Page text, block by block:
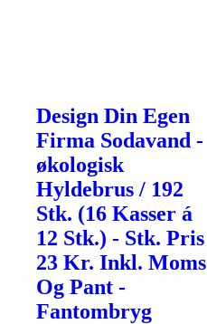
Design Din Egen
Firma Sodavand -
økologisk
Hyldebrus / 192
Stk. (16 Kasser á
12 Stk.) - Stk. Pris
23 Kr. Inkl. Moms
Og Pant -
Fantombryg